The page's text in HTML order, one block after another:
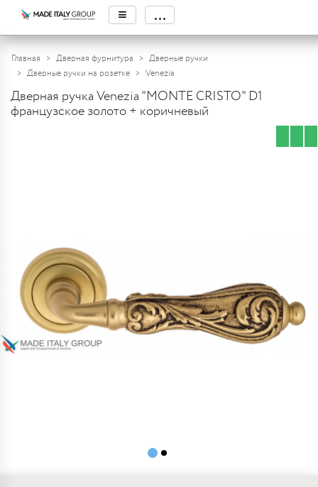
≡ ...
Главная Дверная фурнитура
Дверные ручки
Дверные ручки на розетке
Venezia
Дверная ручка Venezia "MONTE CRISTO" D1
французское золото + коричневый